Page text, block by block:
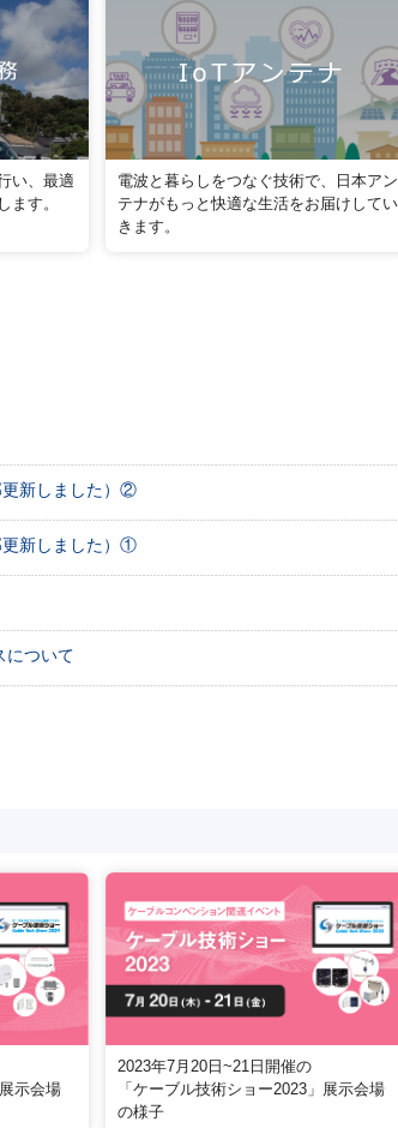
い、最適
ます。
電波と暮らしをつなぐ技術で、日本アン
テナがもっと快適な生活をお届けしてい
きます。
更新しました）②
更新しました）①
について
示会場
2023年7月20日~21日開催の
「ケーブル技術ショー2023」展示会場
の様子